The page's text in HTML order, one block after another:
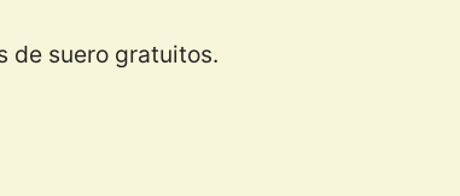
de suero gratuitos.